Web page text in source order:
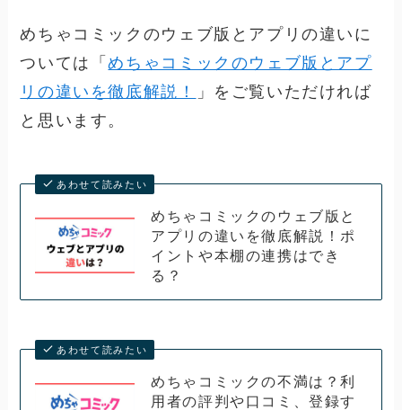
めちゃコミックのウェブ版とアプリの違いに
ついては「めちゃコミックのウェブ版とアプ
リの違いを徹底解説！
」をご覧いただければ
と思います。
あわせて読みたい
めちゃコミックのウェブ版と
アプリの違いを徹底解説！ポ
イントや本棚の連携はでき
る？
あわせて読みたい
めちゃコミックの不満は？利
用者の評判や口コミ、登録す